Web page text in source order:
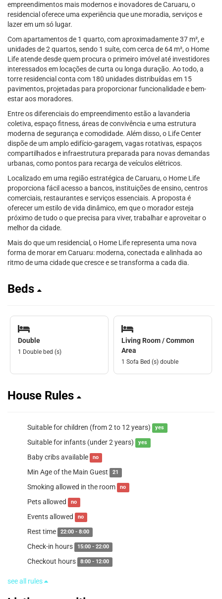
empreendimentos mais modernos e inovadores de Caruaru, o
residencial oferece uma experiência que une moradia, serviços e
lazer em um só lugar.
Com apartamentos de 1 quarto, com aproximadamente 37 m², e
unidades de 2 quartos, sendo 1 suíte, com cerca de 64 m², o Home
Life atende desde quem procura o primeiro imóvel até investidores
interessados em locações de curta ou longa duração. Ao todo, a
torre residencial conta com 180 unidades distribuídas em 15
pavimentos, projetadas para proporcionar funcionalidade e bem-
estar aos moradores.
Entre os diferenciais do empreendimento estão a lavanderia
coletiva, espaço fitness, áreas de convivência e uma estrutura
moderna de segurança e comodidade. Além disso, o Life Center
dispõe de um amplo edifício-garagem, vagas rotativas, espaços
compartilhados e infraestrutura preparada para novas demandas
urbanas, como pontos para recarga de veículos elétricos.
Localizado em uma região estratégica de Caruaru, o Home Life
proporciona fácil acesso a bancos, instituições de ensino, centros
comerciais, restaurantes e serviços essenciais. A proposta é
oferecer um estilo de vida dinâmico, em que o morador esteja
próximo de tudo o que precisa para viver, trabalhar e aproveitar o
melhor da cidade.
Mais do que um residencial, o Home Life representa uma nova
forma de morar em Caruaru: moderna, conectada e alinhada ao
ritmo de uma cidade que cresce e se transforma a cada dia.
Beds
Double
1 Double bed (s)
Living Room / Common
Area
1 Sofa Bed (s) double
House Rules
Suitable for children (from 2 to 12 years) yes
Suitable for infants (under 2 years) yes
Baby cribs available no
Min Age of the Main Guest 21
Smoking allowed in the room no
Pets allowed no
Events allowed no
Rest time 22:00 - 8:00
Check-in hours 15:00 - 22:00
Checkout hours 8:00 - 12:00
see all rules